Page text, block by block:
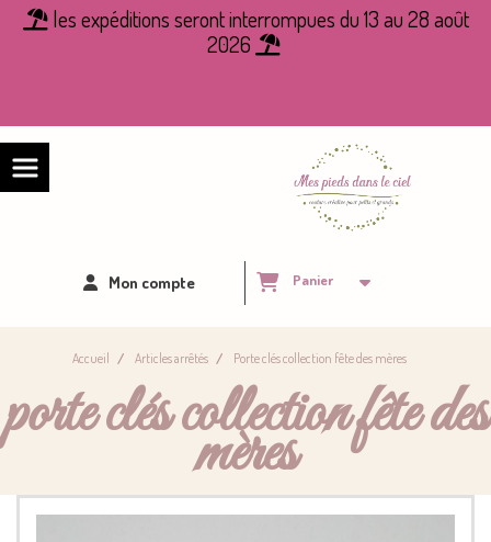
les expéditions seront interrompues du 13 au 28 août
2026 
Mon compte Panier
Accueil Articles arrêtés Porte clés collection fête des mères
porte clés collection fête des
mères
Panneau de gestion des cookies